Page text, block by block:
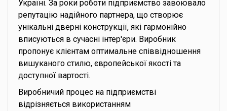
Україні. За роки роботи підприємство завоювало
репутацію надійного партнера, що створює
унікальні дверні конструкції, які гармонійно
вписуються в сучасні інтер'єри. Виробник
пропонує клієнтам оптимальне співвідношення
вишуканого стилю, європейської якості та
доступної вартості.
Виробничий процес на підприємстві
відрізняється використанням